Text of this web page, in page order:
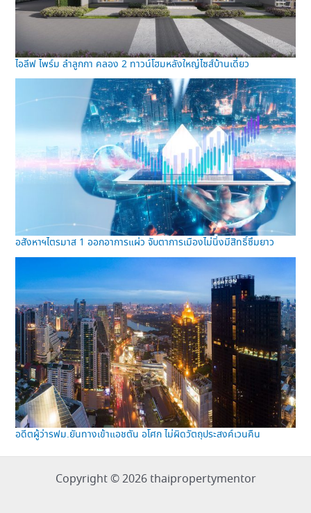
ไอลีฟ ไพร์ม ลำลูกกา คลอง 2 ทาวน์โฮมหลังใหญ่ไซส์บ้านเดี่ยว
อสังหาฯไตรมาส 1 ออกอาการแผ่ว จับตาการเมืองไม่นิ่งมีสิทธิ์ซึมยาว
อดีตผู้ว่ารฟม.ยันทางเข้าแอชตัน อโศก ไม่ผิดวัตถุประสงค์เวนคืน
Copyright © 2026 thaipropertymentor